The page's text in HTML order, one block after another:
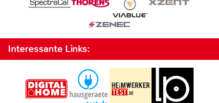
Interessante Links: